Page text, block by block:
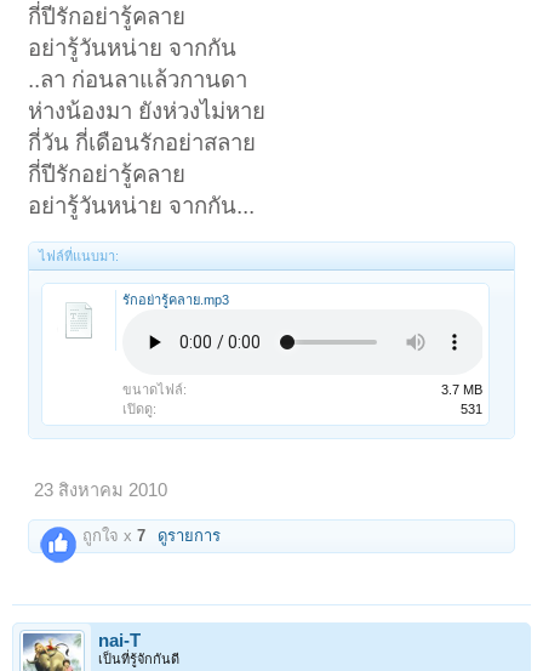
กี่ปีรักอย่ารู้คลาย
อย่ารู้วันหน่าย จากกัน
..ลา ก่อนลาแล้วกานดา
ห่างน้องมา ยังห่วงไม่หาย
กี่วัน กี่เดือนรักอย่าสลาย
กี่ปีรักอย่ารู้คลาย
อย่ารู้วันหน่าย จากกัน...
ไฟล์ที่แนบมา:
รักอย่ารู้คลาย.mp3
ขนาดไฟล์:
3.7 MB
เปิดดู:
531
23 สิงหาคม 2010
ถูกใจ x7 ดูรายการ
nai-T
เป็นที่รู้จักกันดี